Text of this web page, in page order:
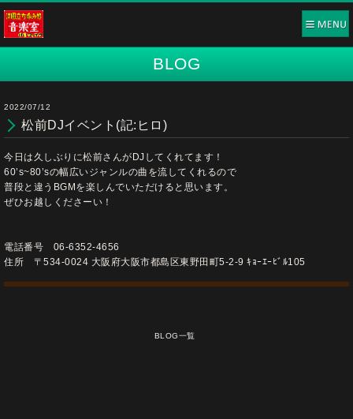
BLOG
2022/07/12
松前DJイベント(記:ヒロ)
今日は久しぶりに松前さんがDJしてくれてます！
60’s~80’sの幅広いジャンルの曲を流してくれるので
普段と違うBGMを楽しんでいただけると思います。
ぜひお越しくださーい！
電話番号 06-6352-4656
住所 〒534-0024 大阪府大阪市都島区東野田町5-2-9 ｷｮｰｴｰﾋﾞﾙ105
BLOG一覧